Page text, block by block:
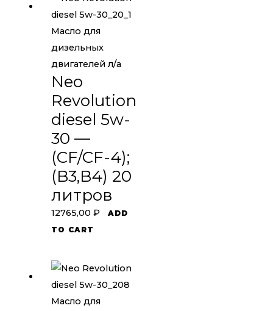
Масло для
дизельных
двигателей л/а
Neo
Revolution
diesel 5w-
30 —
(CF/CF-4);
(B3,B4) 20
литров
12765,00 ₽
ADD
TO CART
Масло для